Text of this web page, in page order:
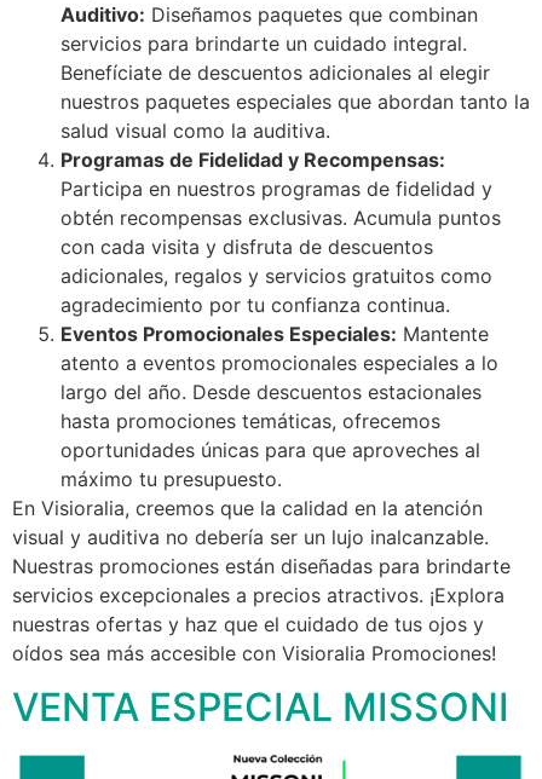
Auditivo: Diseñamos paquetes que combinan
servicios para brindarte un cuidado integral.
Benefíciate de descuentos adicionales al elegir
nuestros paquetes especiales que abordan tanto la
salud visual como la auditiva.
Programas de Fidelidad y Recompensas:
Participa en nuestros programas de fidelidad y
obtén recompensas exclusivas. Acumula puntos
con cada visita y disfruta de descuentos
adicionales, regalos y servicios gratuitos como
agradecimiento por tu confianza continua.
Eventos Promocionales Especiales: Mantente
atento a eventos promocionales especiales a lo
largo del año. Desde descuentos estacionales
hasta promociones temáticas, ofrecemos
oportunidades únicas para que aproveches al
máximo tu presupuesto.
En Visioralia, creemos que la calidad en la atención
visual y auditiva no debería ser un lujo inalcanzable.
Nuestras promociones están diseñadas para brindarte
servicios excepcionales a precios atractivos. ¡Explora
nuestras ofertas y haz que el cuidado de tus ojos y
oídos sea más accesible con Visioralia Promociones!
VENTA ESPECIAL MISSONI